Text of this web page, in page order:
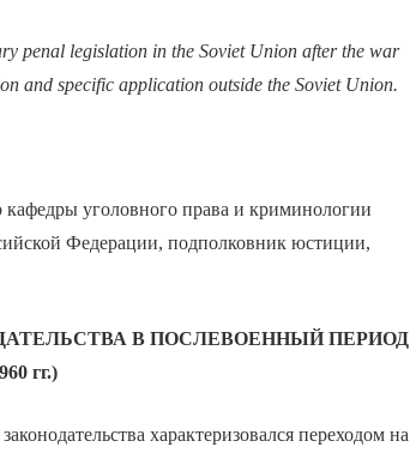
penal legislation in the Soviet Union after the war
and specific application outside the Soviet Union.
уголовного права и криминологии
Федерации, подполковник юстиции,
В ПОСЛЕВОЕННЫЙ ПЕРИОД
гг.)
характеризовался переходом на